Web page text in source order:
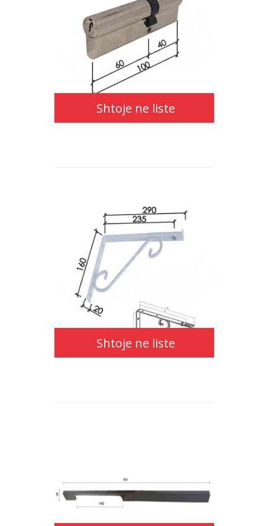
Shtoje ne liste
Shtoje ne liste